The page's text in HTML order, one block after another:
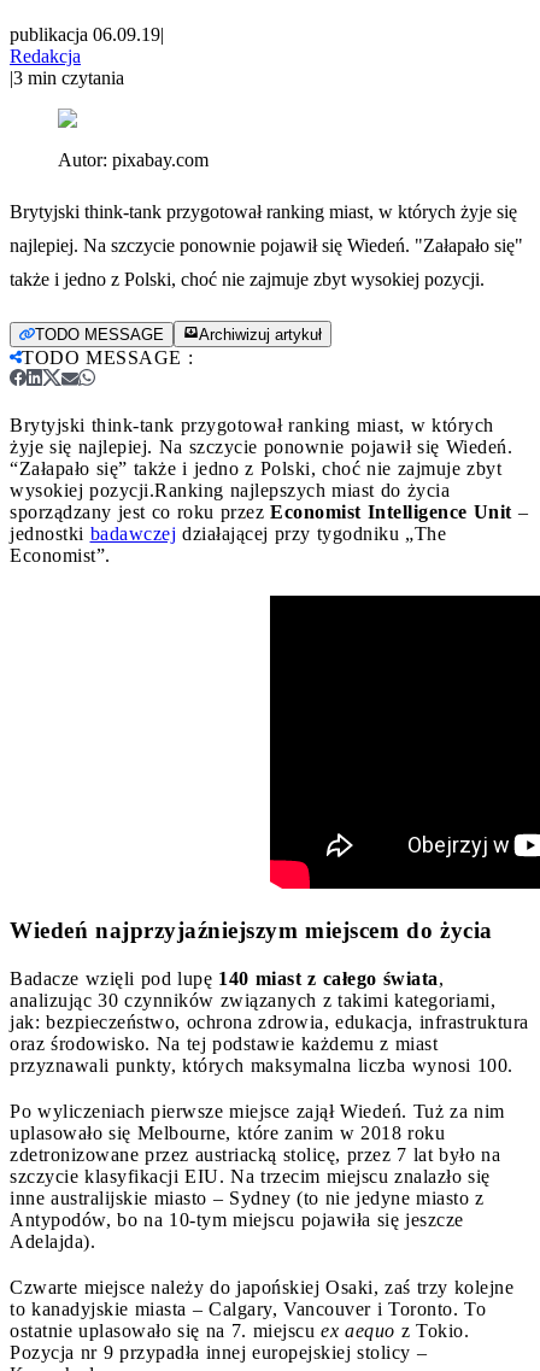
publikacja 06.09.19|
Redakcja
|3 min czytania
Autor: pixabay.com
Brytyjski think-tank przygotował ranking miast, w których żyje się
najlepiej. Na szczycie ponownie pojawił się Wiedeń. "Załapało się"
także i jedno z Polski, choć nie zajmuje zbyt wysokiej pozycji.
TODO MESSAGE Archiwizuj artykuł
TODO MESSAGE :
Brytyjski think-tank przygotował ranking miast, w których
żyje się najlepiej. Na szczycie ponownie pojawił się Wiedeń.
“Załapało się” także i jedno z Polski, choć nie zajmuje zbyt
wysokiej pozycji.Ranking najlepszych miast do życia
sporządzany jest co roku przez Economist Intelligence Unit –
jednostki badawczej działającej przy tygodniku „The
Economist”.
Wiedeń najprzyjaźniejszym miejscem do życia
Badacze wzięli pod lupę 140 miast z całego świata,
analizując 30 czynników związanych z takimi kategoriami,
jak: bezpieczeństwo, ochrona zdrowia, edukacja, infrastruktura
oraz środowisko. Na tej podstawie każdemu z miast
przyznawali punkty, których maksymalna liczba wynosi 100.
Po wyliczeniach pierwsze miejsce zajął Wiedeń. Tuż za nim
uplasowało się Melbourne, które zanim w 2018 roku
zdetronizowane przez austriacką stolicę, przez 7 lat było na
szczycie klasyfikacji EIU. Na trzecim miejscu znalazło się
inne australijskie miasto – Sydney (to nie jedyne miasto z
Antypodów, bo na 10-tym miejscu pojawiła się jeszcze
Adelajda).
Czwarte miejsce należy do japońskiej Osaki, zaś trzy kolejne
to kanadyjskie miasta – Calgary, Vancouver i Toronto. To
ostatnie uplasowało się na 7. miejscu ex aequo z Tokio.
Pozycja nr 9 przypadła innej europejskiej stolicy –